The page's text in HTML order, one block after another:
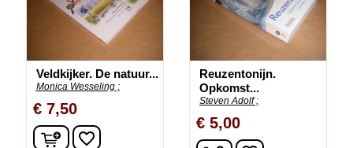
Veldkijker. De natuur...
Monica Wesseling ;
€ 7,50
In winkelwagen
favorite_border
Reuzentonijn.
Opkomst...
Steven Adolf ;
€ 5,00